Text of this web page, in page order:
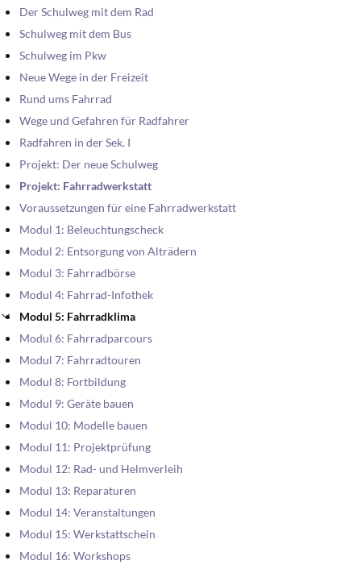
Der Schulweg mit dem Rad
Schulweg mit dem Bus
Schulweg im Pkw
Neue Wege in der Freizeit
Rund ums Fahrrad
Wege und Gefahren für Radfahrer
Radfahren in der Sek. I
Projekt: Der neue Schulweg
Projekt: Fahrradwerkstatt
Voraussetzungen für eine Fahrradwerkstatt
Modul 1: Beleuchtungscheck
Modul 2: Entsorgung von Alträdern
Modul 3: Fahrradbörse
Modul 4: Fahrrad-Infothek
Modul 5: Fahrradklima
Modul 6: Fahrradparcours
Modul 7: Fahrradtouren
Modul 8: Fortbildung
Modul 9: Geräte bauen
Modul 10: Modelle bauen
Modul 11: Projektprüfung
Modul 12: Rad- und Helmverleih
Modul 13: Reparaturen
Modul 14: Veranstaltungen
Modul 15: Werkstattschein
Modul 16: Workshops